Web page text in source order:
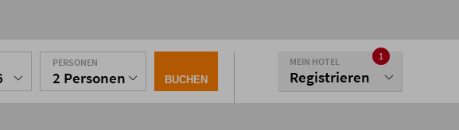
PERSONEN
2 Personen BUCHEN
MEIN HOTEL
Registrieren
1